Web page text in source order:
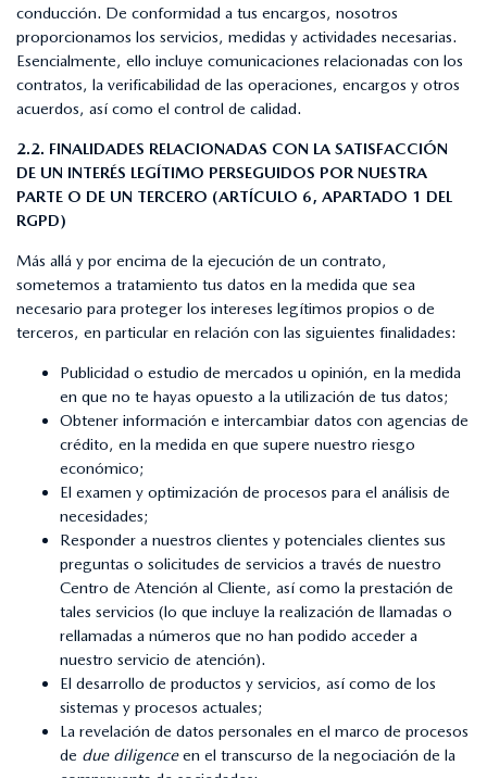
conducción. De conformidad a tus encargos, nosotros
proporcionamos los servicios, medidas y actividades necesarias.
Esencialmente, ello incluye comunicaciones relacionadas con los
contratos, la verificabilidad de las operaciones, encargos y otros
acuerdos, así como el control de calidad.
2.2. FINALIDADES RELACIONADAS CON LA SATISFACCIÓN
DE UN INTERÉS LEGÍTIMO PERSEGUIDOS POR NUESTRA
PARTE O DE UN TERCERO (ARTÍCULO 6, APARTADO 1 DEL
RGPD)
Más allá y por encima de la ejecución de un contrato,
sometemos a tratamiento tus datos en la medida que sea
necesario para proteger los intereses legítimos propios o de
terceros, en particular en relación con las siguientes finalidades:
Publicidad o estudio de mercados u opinión, en la medida
en que no te hayas opuesto a la utilización de tus datos;
Obtener información e intercambiar datos con agencias de
crédito, en la medida en que supere nuestro riesgo
económico;
El examen y optimización de procesos para el análisis de
necesidades;
Responder a nuestros clientes y potenciales clientes sus
preguntas o solicitudes de servicios a través de nuestro
Centro de Atención al Cliente, así como la prestación de
tales servicios (lo que incluye la realización de llamadas o
rellamadas a números que no han podido acceder a
nuestro servicio de atención).
El desarrollo de productos y servicios, así como de los
sistemas y procesos actuales;
La revelación de datos personales en el marco de procesos
de due diligenceen el transcurso de la negociación de la